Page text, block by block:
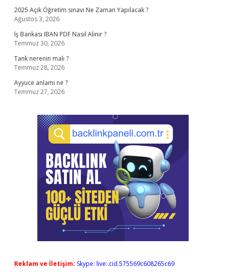
2025 Açık Öğretim sınavı Ne Zaman Yapılacak ?
Ağustos 3, 2026
İş Bankası IBAN PDF Nasıl Alınır ?
Temmuz 30, 2026
Tank nerenin malı ?
Temmuz 28, 2026
Ayyuce anlamı ne ?
Temmuz 27, 2026
Reklam ve İletişim: Skype: live:.cid.575569c608265c69